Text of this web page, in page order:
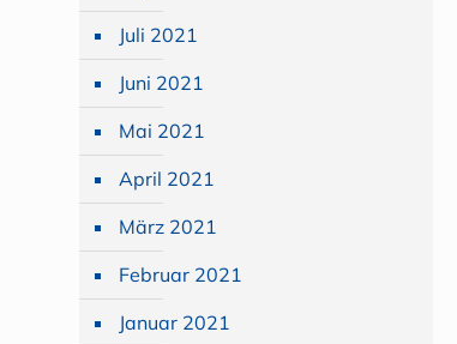
Juli 2021
Juni 2021
Mai 2021
April 2021
März 2021
Februar 2021
Januar 2021